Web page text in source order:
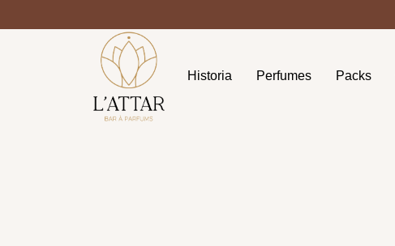
Historia Perfumes Packs